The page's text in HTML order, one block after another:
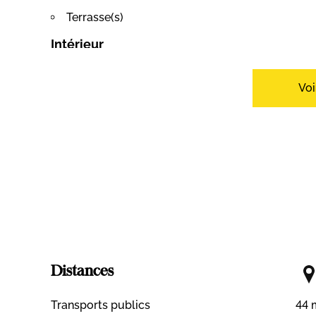
Terrasse(s)
Intérieur
Cave
Distances
Transports publics 44